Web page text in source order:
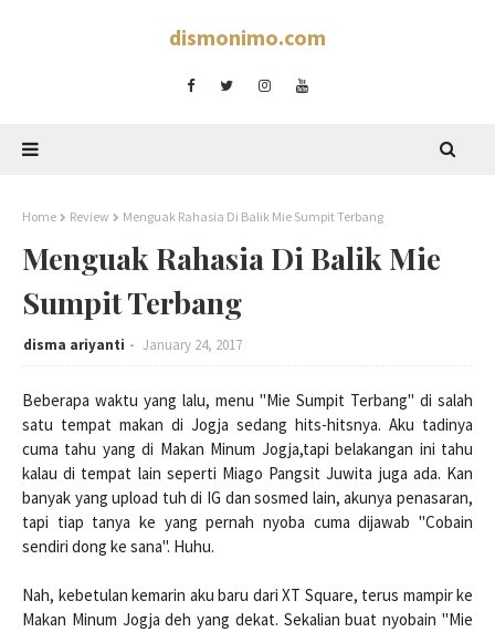
dismonimo.com
Home Review Menguak Rahasia Di Balik Mie Sumpit Terbang
Menguak Rahasia Di Balik Mie
Sumpit Terbang
disma ariyanti January 24, 2017
Beberapa waktu yang lalu, menu "Mie Sumpit Terbang" di salah
satu tempat makan di Jogja sedang hits-hitsnya. Aku tadinya
cuma tahu yang di Makan Minum Jogja,tapi belakangan ini tahu
kalau di tempat lain seperti Miago Pangsit Juwita juga ada. Kan
banyak yang upload tuh di IG dan sosmed lain, akunya penasaran,
tapi tiap tanya ke yang pernah nyoba cuma dijawab "Cobain
sendiri dong ke sana". Huhu.
Nah, kebetulan kemarin aku baru dari XT Square, terus mampir ke
Makan Minum Jogja deh yang dekat. Sekalian buat nyobain "Mie